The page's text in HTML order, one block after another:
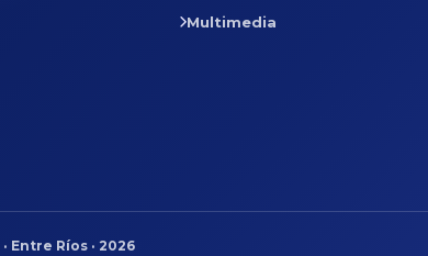
Multimedia
· Entre Ríos · 2026